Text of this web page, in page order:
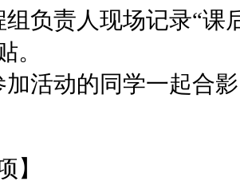
组负责人现场记录“课
。
加活动的同学一起合
】